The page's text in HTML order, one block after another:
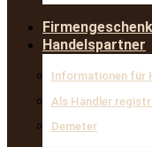
Handelspartner
Informationen für
Als Händler
Demeter